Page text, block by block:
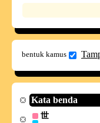
bentuk kamus
Kata benda
世